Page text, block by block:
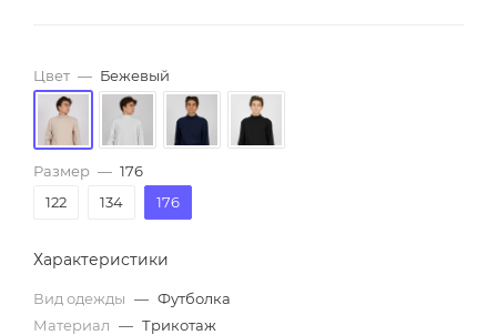
Цвет — Бежевый
Размер — 176
122
134 176
Характеристики
Вид одежды — Футболка
Материал — Трикотаж